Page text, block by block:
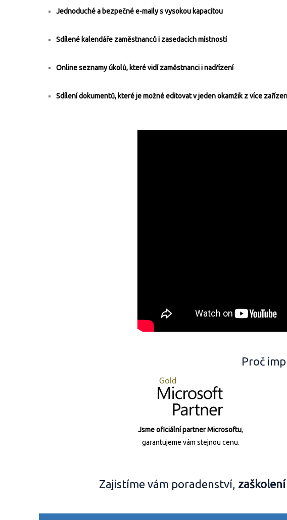
Jednoduché a bezpečné e-maily s vysokou kapacitou
Sdílené kalendáře zaměstnanců i zasedacích místností
Online seznamy úkolů, které vidí zaměstnanci i nadřízení
Sdílení dokumentů, které je možné editovat v jeden okamžik z více
Proč
Jsme oficiální partner Microsoftu,
garantujeme vám stejnou cenu.
Zajistíme vám poradenství, zaškolení